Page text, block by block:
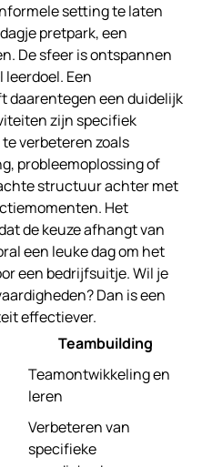
setting te laten
pretpark, een
De sfeer is ontspannen
Een
daarentegen een duidelijk
zijn specifiek
verbeteren zoals
probleemoplossing of
structuur achter met
Het
de keuze afhangt van
een leuke dag om het
een bedrijfsuitje. Wil je
Dan is een
effectiever.
Teambuilding
Teamontwikkeling en
leren
Verbeteren van
specifieke